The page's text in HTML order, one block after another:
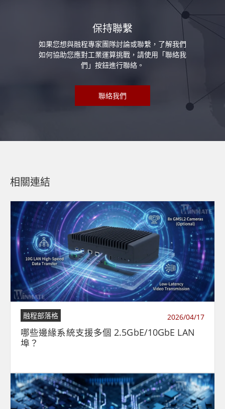
保持聯繫
如果您想與融程專家團隊討論或聯繫，了解我們
如何協助您應對工業運算挑戰，請使用「聯絡我
們」按鈕進行聯絡。
聯絡我們
相關連結
融程部落格 2026/04/17
哪些邊緣系統支援多個 2.5GbE/10GbE LAN
埠？